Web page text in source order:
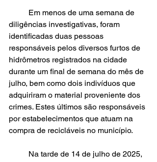
diligências investigativas, foram
identificadas duas pessoas
responsáveis pelos diversos furtos de
hidrômetros registrados na cidade
durante um final de semana do mês de
julho, bem como dois indivíduos que
adquiriram o material proveniente dos
crimes. Estes últimos são responsáveis
por estabelecimentos que atuam na
compra de recicláveis no município.